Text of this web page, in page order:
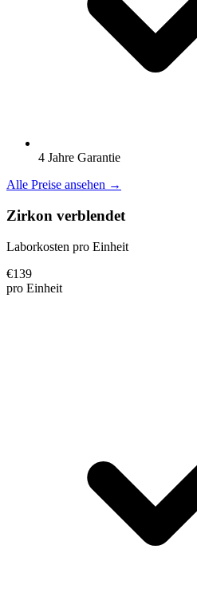
4 Jahre Garantie
Alle Preise ansehen →
Zirkon verblendet
Laborkosten pro Einheit
€139
pro Einheit